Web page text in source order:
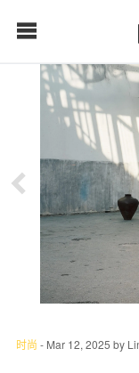
时尚 - Mar 12, 2025 by